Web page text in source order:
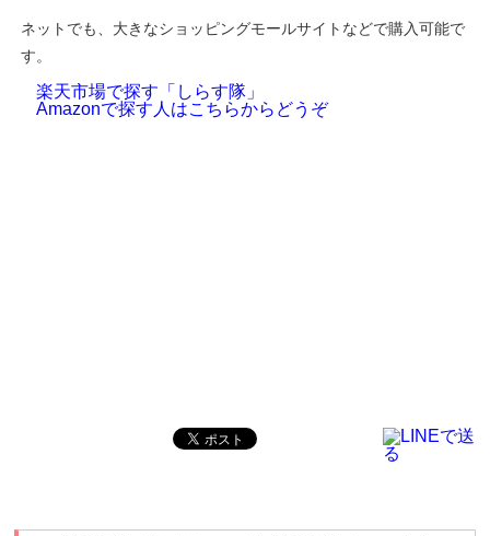
ネットでも、大きなショッピングモールサイトなどで購入可能で
す。
楽天市場で探す「しらす隊」
Amazonで探す人はこちらからどうぞ